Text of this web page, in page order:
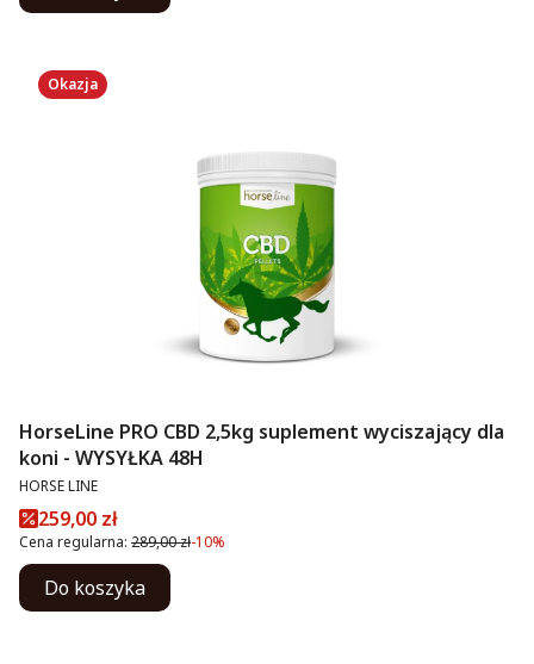
Okazja
HorseLine PRO CBD 2,5kg suplement wyciszający dla
koni - WYSYŁKA 48H
PRODUCENT
HORSE LINE
Cena promocyjna
259,00 zł
Cena regularna: 289,00 zł-10%
Do koszyka